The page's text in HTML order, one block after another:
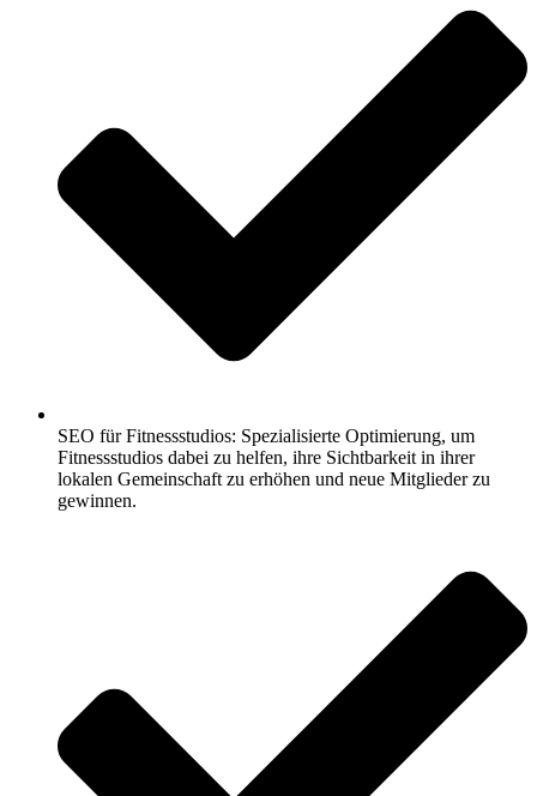
SEO für Fitnessstudios: Spezialisierte Optimierung, um
Fitnessstudios dabei zu helfen, ihre Sichtbarkeit in ihrer
lokalen Gemeinschaft zu erhöhen und neue Mitglieder zu
gewinnen.